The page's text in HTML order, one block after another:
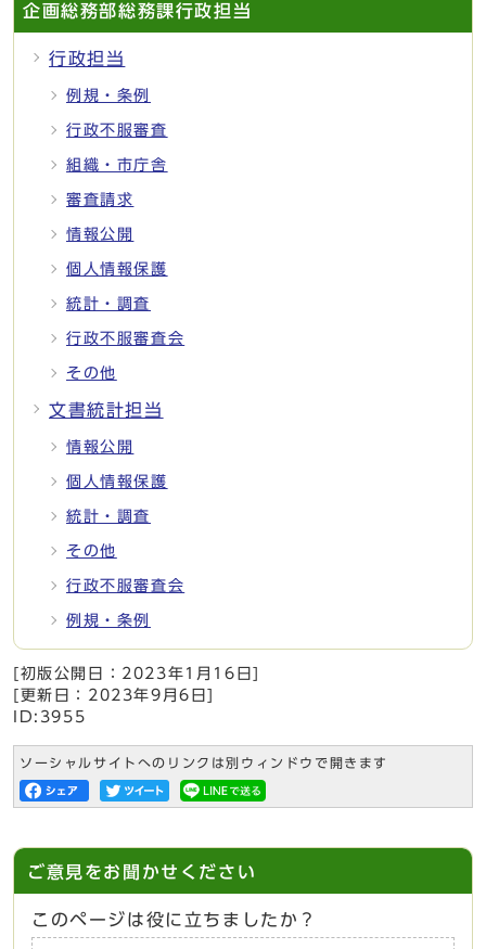
企画総務部総務課行政担当
行政担当
例規・条例
行政不服審査
組織・市庁舎
審査請求
情報公開
個人情報保護
統計・調査
行政不服審査会
その他
文書統計担当
情報公開
個人情報保護
統計・調査
その他
行政不服審査会
例規・条例
[初版公開日： 2023年1月16日
[更新日： 2023年9月6日
ID:3955
ソーシャルサイトへのリンクは別ウィンドウで開きます
ご意見をお聞かせください
このページは役に立ちましたか？